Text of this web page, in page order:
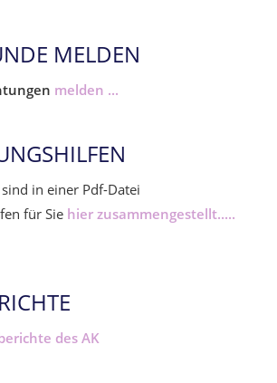
MELDEN
melden ...
in einer Pdf-Datei
für Sie hier zusammengestellt.....
des AK